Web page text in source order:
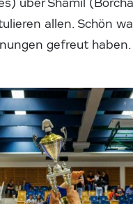
über Shamil
allen. Schön
gefreut